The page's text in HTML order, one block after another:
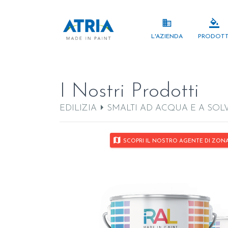
business
L'AZIENDA
format_color_fill
PRODOTTI
I Nostri Prodotti
EDILIZIA SMALTI AD ACQUA E A
map SCOPRI IL NOSTRO AGENTE DI